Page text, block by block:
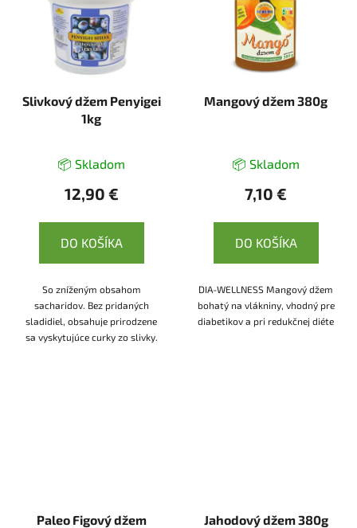
Slivkový džem Penyigei
1kg
📦 Skladom
12,90 €
DO KOŠÍKA
So zníženým obsahom
sacharidov. Bez pridaných
sladidiel, obsahuje prirodzene
sa vyskytujúce curky zo slivky.
Mangový džem 380g
📦 Skladom
7,10 €
DO KOŠÍKA
DIA-WELLNESS Mangový džem
bohatý na vlákniny, vhodný pre
diabetikov a pri redukčnej diéte
Paleo Figový džem
Jahodový džem 380g